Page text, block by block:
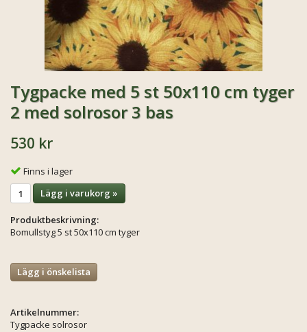
Tygpacke med 5 st 50x110 cm tyger
2 med solrosor 3 bas
530 kr
Finns i lager
Lägg i varukorg »
Produktbeskrivning:
Bomullstyg 5 st 50x110 cm tyger
Lägg i önskelista
Artikelnummer:
Tygpacke solrosor